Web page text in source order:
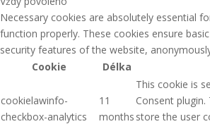
Necessary cookies are absolutely essential
function properly. These cookies ensure
security features of the website,
Cookie
Délka
cookielawinfo-
checkbox-analytics
11
months
This cookie is
Consent
store the user